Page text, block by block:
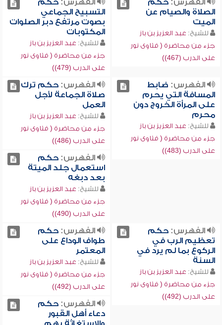
الفهرس:حكم
الصلاة والصيام عن
الميت
للشيخ: عبد العزيز بن باز
جزء من محاضرة ( فتاوى نور
على الدرب (467))
الفهرس:حكم
التسبيح الجماعي
بصوت مرتفع دبر الصلوات
المكتوبات
للشيخ: عبد العزيز بن باز
جزء من محاضرة ( فتاوى نور
على الدرب (479))
الفهرس: ضابط
المسافة التي يحرم
على المرأة الخروج دون
محرم
للشيخ: عبد العزيز بن باز
جزء من محاضرة ( فتاوى نور
على الدرب (483))
الفهرس:حكم ترك
صلاة الجماعة لأجل
العمل
للشيخ: عبد العزيز بن باز
جزء من محاضرة ( فتاوى نور
على الدرب (486))
الفهرس:حكم
استعمال جلد الميتة
بعد دبغه
للشيخ: عبد العزيز بن باز
جزء من محاضرة ( فتاوى نور
على الدرب (490))
الفهرس:حكم
تعظيم الرب في
الركوع بما لم يرد في
السنة
للشيخ: عبد العزيز بن باز
جزء من محاضرة ( فتاوى نور
على الدرب (492))
الفهرس:حكم
طواف الوداع على
المعتمر
للشيخ: عبد العزيز بن باز
جزء من محاضرة ( فتاوى نور
على الدرب (492))
الفهرس:حكم
دعاء أهل القبور